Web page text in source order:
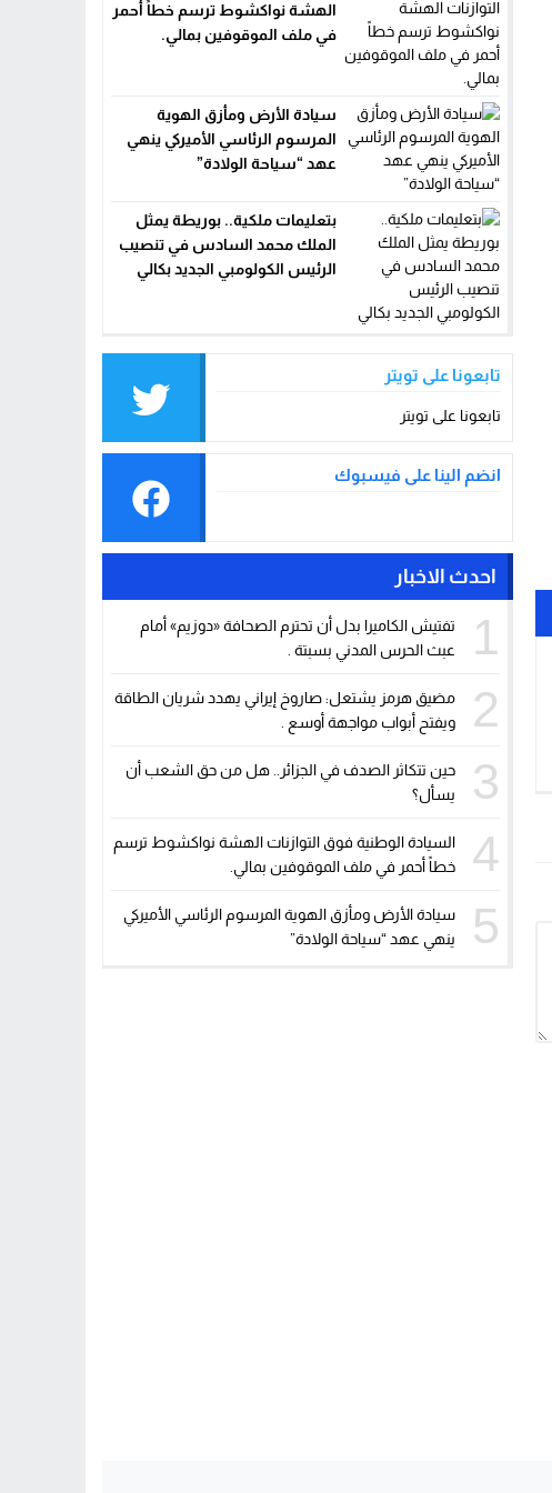
الهشة نواكشوط ترسم خطاً أحمر
في ملف الموقوفين بمالي.
سيادة الأرض ومأزق الهوية
المرسوم الرئاسي الأميركي ينهي
عهد “سياحة الولادة”
بتعليمات ملكية.. بوريطة يمثل
الملك محمد السادس في تنصيب
الرئيس الكولومبي الجديد بكالي
تابعونا على تويتر
تابعونا على تويتر
انضم الينا على فيسبوك
احدث الاخبار
1
تفتيش الكاميرا بدل أن تحترم الصحافة «دوزيم» أمام
عبث الحرس المدني بسبتة .
2
مضيق هرمز يشتعل: صاروخ إيراني يهدد شريان الطاقة
ويفتح أبواب مواجهة أوسع .
3
حين تتكاثر الصدف في الجزائر.. هل من حق الشعب أن
يسأل؟
4
السيادة الوطنية فوق التوازنات الهشة نواكشوط ترسم
خطاً أحمر في ملف الموقوفين بمالي.
5
سيادة الأرض ومأزق الهوية المرسوم الرئاسي الأميركي
ينهي عهد “سياحة الولادة”